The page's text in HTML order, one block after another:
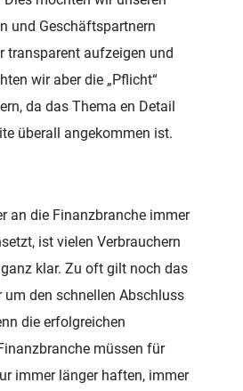
und Geschäftspartnern
transparent aufzeigen und
wir aber die „Pflicht“
da das Thema en Detail
überall angekommen ist.
an die Finanzbranche immer
ist vielen Verbrauchern
klar. Zu oft gilt noch das
um den schnellen Abschluss
die erfolgreichen
müssen für
immer länger haften, immer